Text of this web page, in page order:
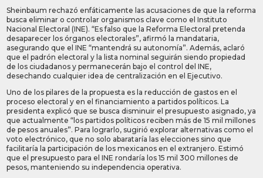
Sheinbaum rechazó enfáticamente las acusaciones de que la reforma
busca eliminar o controlar organismos clave como el Instituto
Nacional Electoral (INE). “Es falso que la Reforma Electoral pretenda
desaparecer los órganos electorales”, afirmó la mandataria,
asegurando que el INE “mantendrá su autonomía”. Además, aclaró
que el padrón electoral y la lista nominal seguirán siendo propiedad
de los ciudadanos y permanecerán bajo el control del INE,
desechando cualquier idea de centralización en el Ejecutivo.
Uno de los pilares de la propuesta es la reducción de gastos en el
proceso electoral y en el financiamiento a partidos políticos. La
presidenta explicó que se busca disminuir el presupuesto asignado, ya
que actualmente “los partidos políticos reciben más de 15 mil millones
de pesos anuales”. Para lograrlo, sugirió explorar alternativas como el
voto electrónico, que no solo abarataría las elecciones sino que
facilitaría la participación de los mexicanos en el extranjero. Estimó
que el presupuesto para el INE rondaría los 15 mil 300 millones de
pesos, manteniendo su independencia operativa.